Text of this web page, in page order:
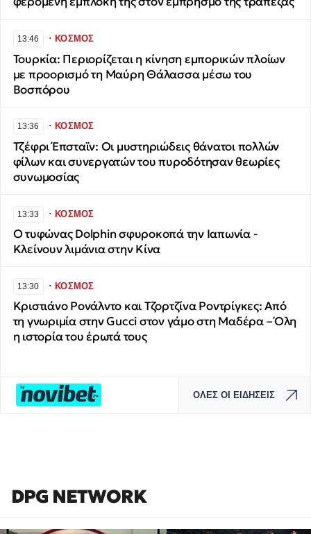
13:46 ∙ΚΟΣΜΟΣ
Τουρκία: Περιορίζεται η κίνηση εμπορικών πλοίων
με προορισμό τη Μαύρη Θάλασσα μέσω του
Βοσπόρου
13:36 ∙ΚΟΣΜΟΣ
Τζέφρι Έπσταϊν: Οι μυστηριώδεις θάνατοι πολλών
φίλων και συνεργατών του πυροδότησαν θεωρίες
συνωμοσίας
13:33 ∙ΚΟΣΜΟΣ
Ο τυφώνας Dolphin σφυροκοπά την Ιαπωνία -
Κλείνουν λιμάνια στην Κίνα
13:30 ∙ΚΟΣΜΟΣ
Κριστιάνο Ρονάλντο και Τζορτζίνα Ροντρίγκες: Από
τη γνωριμία στην Gucci στον γάμο στη Μαδέρα – Όλη
η ιστορία του έρωτά τους
ΟΛΕΣ ΟΙ ΕΙΔΗΣΕΙΣ
DPG NETWORK